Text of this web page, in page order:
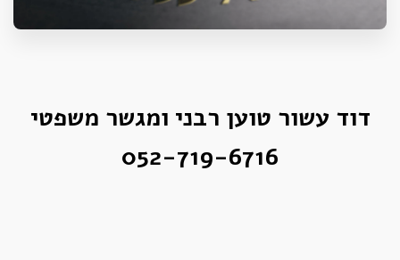
דוד עשור טוען רבני ומגשר משפטי
052-719-6716